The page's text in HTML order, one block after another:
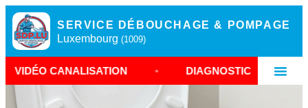
SERVICE DÉBOUCHAGE & POMPAGE
Luxembourg (1009)
• DIAGNOSTIC TUYAUTERIE